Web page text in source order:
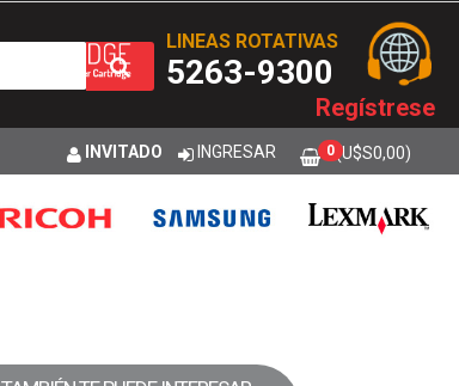
INVITADO INGRESAR 0 (U$S0,00)
LINEAS ROTATIVAS
5263-9300
Regístrese